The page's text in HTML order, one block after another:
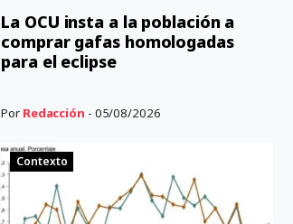
La OCU insta a la población a
comprar gafas homologadas
para el eclipse
Por Redacción - 05/08/2026
Contexto